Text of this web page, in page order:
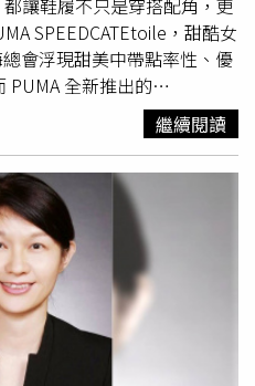
家都演得非常棒！雙一比我
演得很精彩；富江十分妖
，蛞蝓 少女願意挑戰那樣的角
藤潤二說起看見那隻「咻」地
笑，自曝：「我有個壞習
」問及經典角色們一起參加
二幽默分析，雖然富夫非常
師使點手段拿到第一名，
格的人，我想應該還是雙一
SPEEDCATEtoile，甜酷女
會浮現甜美中帶點率性、優
PUMA 全新推出的
魅力完整濃縮在鞋履設計
SPEEDCAT 的流線輪廓與
更柔和、更精緻的設計語
材質，在光線下散發低調光
法式浪漫。最吸睛的，莫過
不只替整體造型增添
一貫俐落個性，打造介於甜
／品牌提供）SPEEDCAT
穿搭限制。搭配丹寧褲與白
；換上百褶裙、洋裝或
節又能自然呼應整體氛圍，
繼續閱讀